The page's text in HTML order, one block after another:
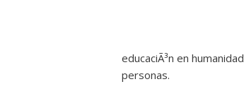
educaciÃ³n en
personas.